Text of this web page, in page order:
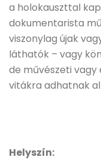
a holokauszttal
dokumentarista
viszonylag újak
láthatók – vagy
de művészeti
vitákra adhatnak
Helyszín: